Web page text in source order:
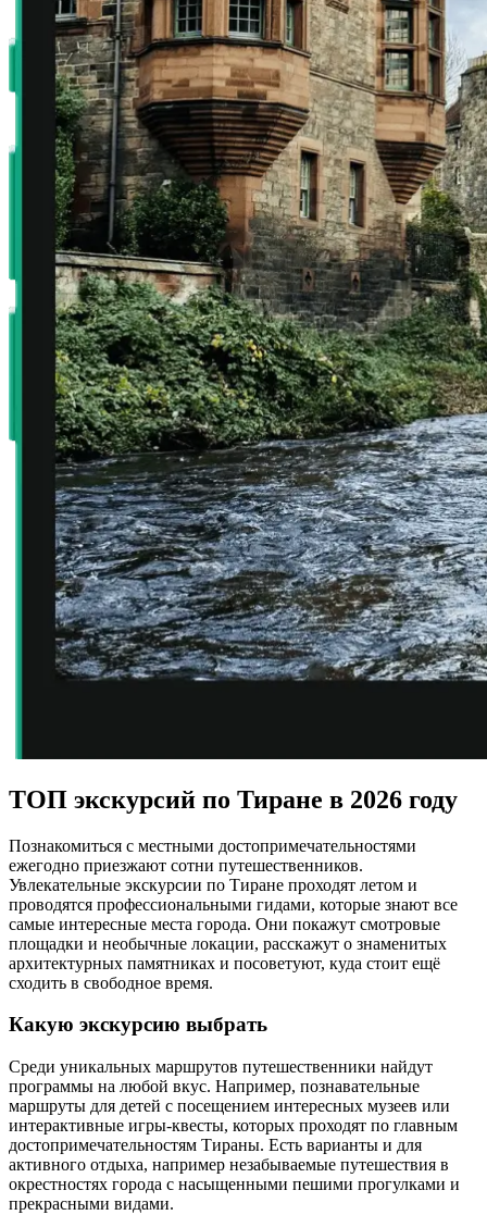
ТОП экскурсий по Тиране в 2026 году
Познакомиться с местными достопримечательностями
ежегодно приезжают сотни путешественников.
Увлекательные экскурсии по Тиране проходят летом и
проводятся профессиональными гидами, которые знают все
самые интересные места города. Они покажут смотровые
площадки и необычные локации, расскажут о знаменитых
архитектурных памятниках и посоветуют, куда стоит ещё
сходить в свободное время.
Какую экскурсию выбрать
Среди уникальных маршрутов путешественники найдут
программы на любой вкус. Например, познавательные
маршруты для детей с посещением интересных музеев или
интерактивные игры-квесты, которых проходят по главным
достопримечательностям Тираны. Есть варианты и для
активного отдыха, например незабываемые путешествия в
окрестностях города с насыщенными пешими прогулками и
прекрасными видами.